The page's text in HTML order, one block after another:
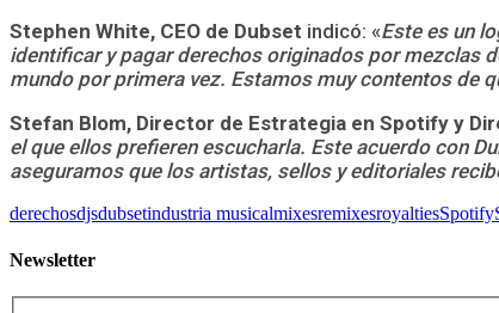
Stephen White, CEO de Dubset indicó: «Este es un
identificar y pagar derechos originados por mezclas
mundo por primera vez. Estamos muy contentos de
Stefan Blom, Director de Estrategia en Spotify y
el que ellos prefieren escucharla. Este acuerdo con
aseguramos que los artistas, sellos y editoriales
derechosdjsdubsetindustria musicalmixesremixesroyaltiesSpotify
Newsletter